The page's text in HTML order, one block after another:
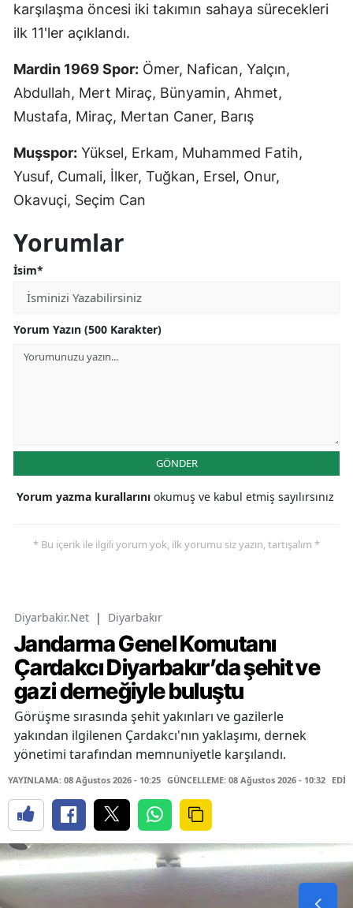
karşılaşma öncesi iki takımın sahaya sürecekleri
ilk 11'ler açıklandı.
Mardin 1969 Spor: Ömer, Nafican, Yalçın,
Abdullah, Mert Miraç, Bünyamin, Ahmet,
Mustafa, Miraç, Mertan Caner, Barış
Muşspor: Yüksel, Erkam, Muhammed Fatih,
Yusuf, Cumali, İlker, Tuğkan, Ersel, Onur,
Okavuçi, Seçim Can
Yorumlar
İsim*
Yorum Yazın (500 Karakter)
GÖNDER
Yorum yazma kurallarını okumuş ve kabul etmiş sayılırsınız
* Bu içerik ile ilgili yorum yok, ilk yorumu siz yazın, tartışalım *
Diyarbakir.Net | Diyarbakır
Jandarma Genel Komutanı
Çardakcı Diyarbakır’da şehit ve
gazi derneğiyle buluştu
Görüşme sırasında şehit yakınları ve gazilerle
yakından ilgilenen Çardakcı'nın yaklaşımı, dernek
yönetimi tarafından memnuniyetle karşılandı.
YAYINLAMA: 08 Ağustos 2026 - 10:25 GÜNCELLEME: 08 Ağustos 2026 - 10:32